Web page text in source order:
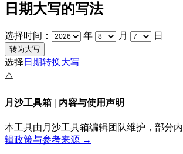
日期大写的写法
选择时间： 年 月 日
选择 日期转换大写
⚠️
月沙工具箱 | 内容与使用声明
本工具由月沙工具箱编辑团队维护，部分
辑政策与参考来源 →